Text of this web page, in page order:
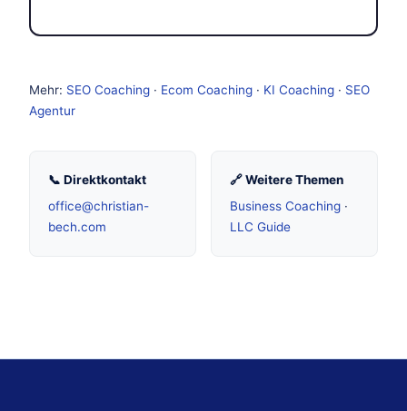
Mehr: SEO Coaching · Ecom Coaching · KI Coaching · SEO
Agentur
📞 Direktkontakt
office@christian-
bech.com
🔗 Weitere Themen
Business Coaching ·
LLC Guide